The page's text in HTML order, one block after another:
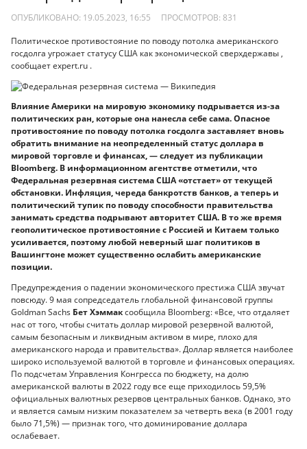
ОПУБЛИКОВАНО: 19.05.2023, 16:55 ПРОСМОТРОВ: 831
Политическое противостояние по поводу потолка американского
госдолга угрожает статусу США как экономической сверхдержавы ,
сообщает expert.ru .
Влияние Америки на мировую экономику подрывается из-за
политических ран, которые она нанесла себе сама. Опасное
противостояние по поводу потолка госдолга заставляет вновь
обратить внимание на неопределенный статус доллара в
мировой торговле и финансах, — следует из публикации
Bloomberg. В информационном агентстве отметили, что
Федеральная резервная система США «отстает» от текущей
обстановки. Инфляция, череда банкротств банков, а теперь и
политический тупик по поводу способности правительства
занимать средства подрывают авторитет США. В то же время
геополитическое противостояние с Россией и Китаем только
усиливается, поэтому любой неверный шаг политиков в
Вашингтоне может существенно ослабить американские
позиции.
Предупреждения о падении экономического престижа США звучат
повсюду. 9 мая сопредседатель глобальной финансовой группы
Goldman Sachs Бет Хэммаксообщила Bloomberg: «Все, что отдаляет
нас от того, чтобы считать доллар мировой резервной валютой,
самым безопасным и ликвидным активом в мире, плохо для
американского народа и правительства». Доллар является наиболее
широко используемой валютой в торговле и финансовых операциях.
По подсчетам Управления Конгресса по бюджету, на долю
американской валюты в 2022 году все еще приходилось 59,5%
официальных валютных резервов центральных банков. Однако, это
и является самым низким показателем за четверть века (в 2001 году
было 71,5%) — признак того, что доминирование доллара
ослабевает.